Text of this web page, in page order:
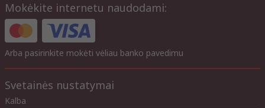
Mokėkite internetu naudodami:
Arba pasirinkite mokėti vėliau banko pavedimu
Svetainės nustatymai
Kalba